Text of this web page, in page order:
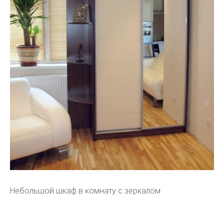
Небольшой шкаф в комнату с зеркалом